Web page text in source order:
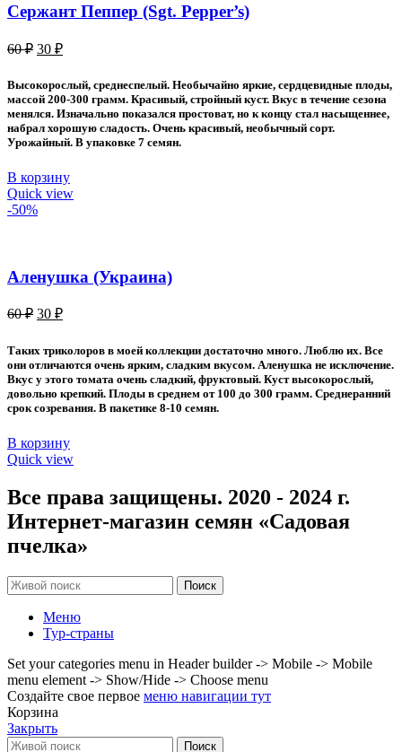
Сержант Пеппер (Sgt. Pepper’s)
60₽ Первоначальная
составляла
60 ₽.
30 ₽Текущая
30 ₽.
Высокорослый, среднеспелый. Необычайно яркие, сердцевидные плоды,
массой 200-300 грамм. Красивый, стройный куст. Вкус в течение сезона
менялся. Изначально показался простоват, но к концу стал насыщеннее,
набрал хорошую сладость. Очень красивый, необычный сорт.
Урожайный. В упаковке 7 семян.
В корзину
Quick view
-50%
Аленушка (Украина)
60₽ Первоначальная
60 ₽.
30 ₽Текущая
30 ₽.
Таких триколоров в моей коллекции достаточно много. Люблю их. Все
они отличаются очень ярким, сладким вкусом. Аленушка не исключение.
Вкус у этого томата очень сладкий, фруктовый. Куст высокорослый,
довольно крепкий. Плоды в среднем от 100 до 300 грамм. Среднеранний
срок созревания. В пакетике 8-10 семян.
В корзину
Quick view
Все права защищены. 2020 - 2024 г.
Интернет-магазин семян «Садовая
пчелка»
Поиск
Меню
Тур-страны
Set your categories menu in Header builder -> Mobile -> Mobile
menu element -> Show/Hide -> Choose menu
Создайте свое первое меню навигации тут
Корзина
Закрыть
Поиск